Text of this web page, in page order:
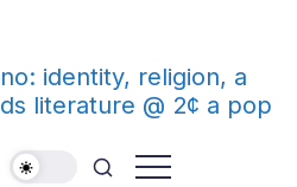
identity, religion, a
literature @ 2¢ a pop